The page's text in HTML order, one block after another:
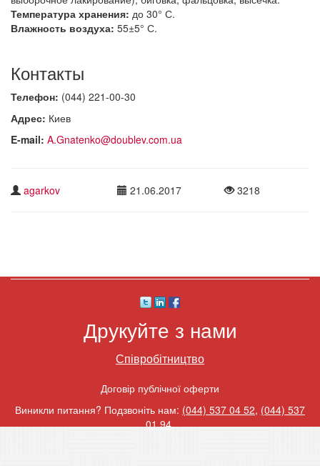
Температура хранения: до 30° С.
Влажность воздуха: 55±5° С.
Контакты
Телефон: (044) 221-00-30
Адрес: Киев
E-mail: A.Gnatenko@doublev.com.ua
agarkov 21.06.2017 3218
Друкуйте з нами
Співробітництво
Договір публічної оферти
Виникли питання? Подзвоніть нам: (044) 537 04 52, (044) 537
01 94.